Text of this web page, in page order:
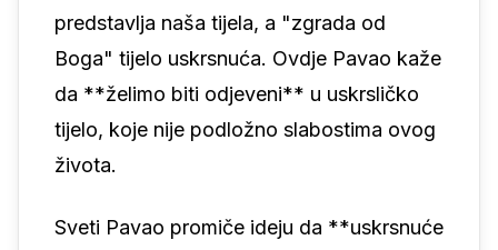
predstavlja naša tijela, a "zgrada od
Boga" tijelo uskrsnuća. Ovdje Pavao kaže
da **želimo biti odjeveni** u uskrsličko
tijelo, koje nije podložno slabostima ovog
života.
Sveti Pavao promiče ideju da **uskrsnuće